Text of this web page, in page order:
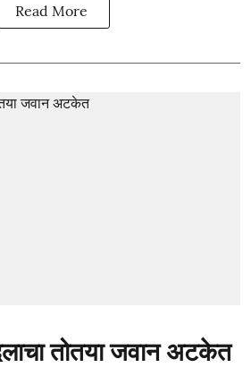
Read More
तोतया जवान अटकेत